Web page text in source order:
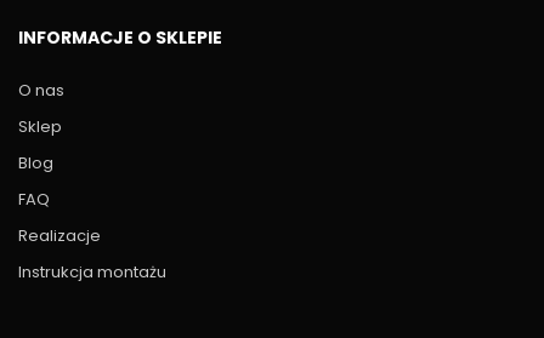
INFORMACJE O SKLEPIE
O nas
Sklep
Blog
FAQ
Realizacje
Instrukcja montażu